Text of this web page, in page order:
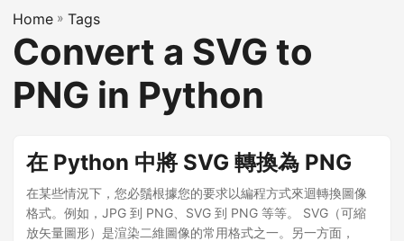
Home » Tags
Convert a SVG to
PNG in Python
在 Python 中將 SVG 轉換為 PNG
在某些情況下，您必鬚根據您的要求以編程方式來迴轉換圖像
格式。例如，JPG 到 PNG、SVG 到 PNG 等等。 SVG（可縮
放矢量圖形）是渲染二維圖像的常用格式之一。另一方面，